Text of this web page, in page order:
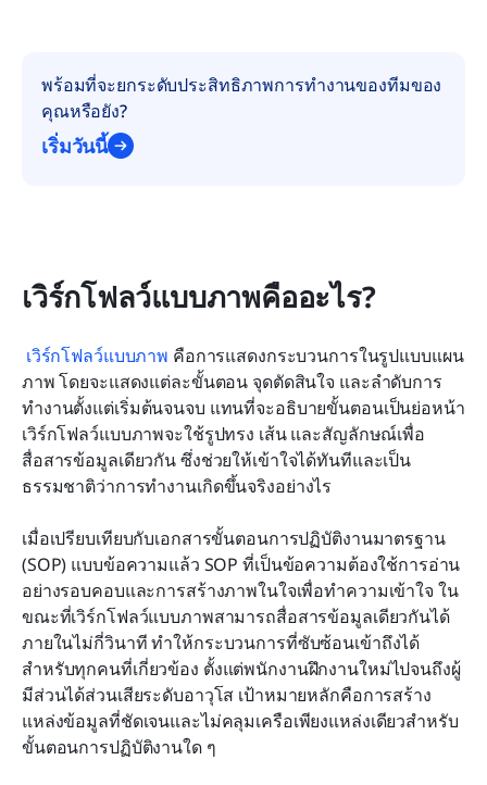
พร้อมที่จะยกระดับประสิทธิภาพการทำงานของทีมของ
คุณหรือยัง?
เริ่มวันนี้
เวิร์กโฟลว์แบบภาพคืออะไร?
เวิร์กโฟลว์แบบภาพ คือการแสดงกระบวนการในรูปแบบแผน
ภาพ โดยจะแสดงแต่ละขั้นตอน จุดตัดสินใจ และลำดับการ
ทำงานตั้งแต่เริ่มต้นจนจบ แทนที่จะอธิบายขั้นตอนเป็นย่อหน้า
เวิร์กโฟลว์แบบภาพจะใช้รูปทรง เส้น และสัญลักษณ์เพื่อ
สื่อสารข้อมูลเดียวกัน ซึ่งช่วยให้เข้าใจได้ทันทีและเป็น
ธรรมชาติว่าการทำงานเกิดขึ้นจริงอย่างไร
เมื่อเปรียบเทียบกับเอกสารขั้นตอนการปฏิบัติงานมาตรฐาน
(SOP) แบบข้อความแล้ว SOP ที่เป็นข้อความต้องใช้การอ่าน
อย่างรอบคอบและการสร้างภาพในใจเพื่อทำความเข้าใจ ใน
ขณะที่เวิร์กโฟลว์แบบภาพสามารถสื่อสารข้อมูลเดียวกันได้
ภายในไม่กี่วินาที ทำให้กระบวนการที่ซับซ้อนเข้าถึงได้
สำหรับทุกคนที่เกี่ยวข้อง ตั้งแต่พนักงานฝึกงานใหม่ไปจนถึงผู้
มีส่วนได้ส่วนเสียระดับอาวุโส เป้าหมายหลักคือการสร้าง
แหล่งข้อมูลที่ชัดเจนและไม่คลุมเครือเพียงแหล่งเดียวสำหรับ
ขั้นตอนการปฏิบัติงานใด ๆ